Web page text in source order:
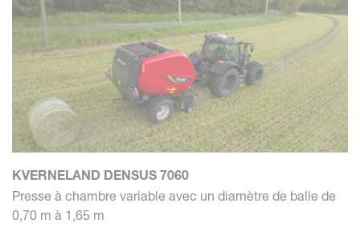
KVERNELAND DENSUS 7060
Presse à chambre variable avec un diamètre de balle de
0,70 m à 1,65 m